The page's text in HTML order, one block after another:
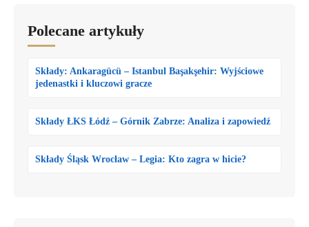
Polecane artykuły
Składy: Ankaragücü – Istanbul Başakşehir: Wyjściowe
jedenastki i kluczowi gracze
Składy ŁKS Łódź – Górnik Zabrze: Analiza i zapowiedź
Składy Śląsk Wrocław – Legia: Kto zagra w hicie?